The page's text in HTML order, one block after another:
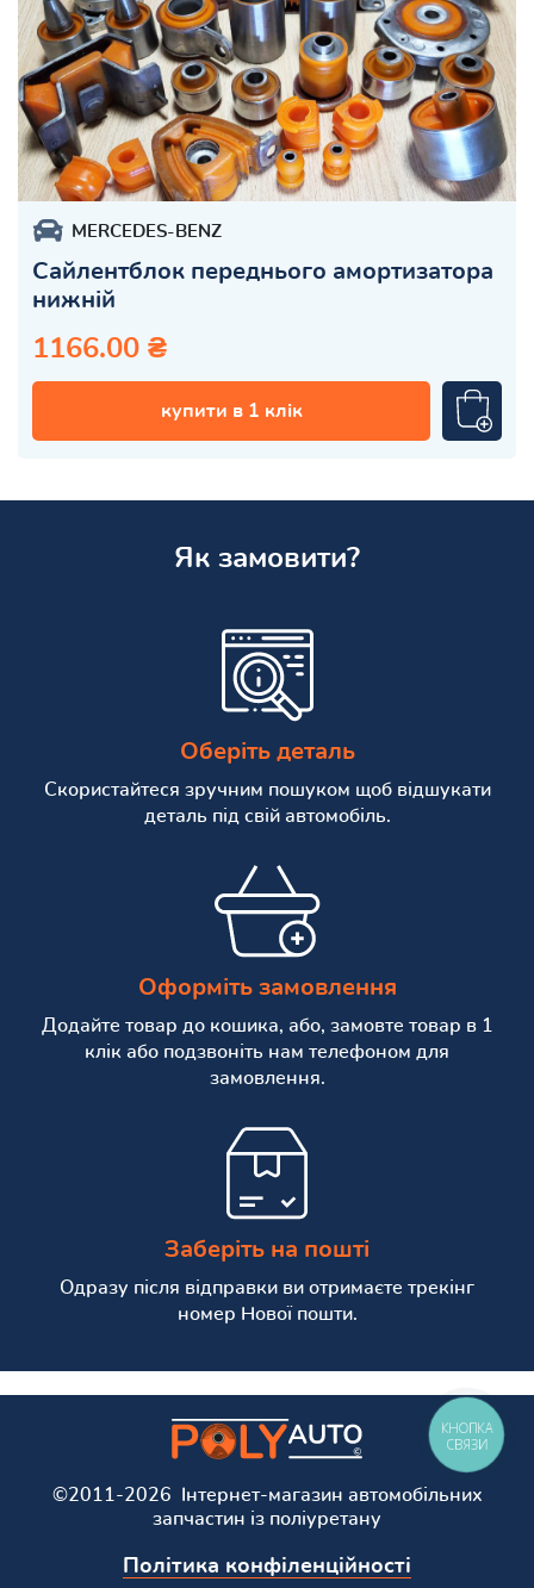
MERCEDES-BENZ
Сайлентблок переднього амортизатора
нижній
1166.00 ₴
купити в 1 клік
Як замовити?
Оберіть деталь
Скористайтеся зручним пошуком щоб відшукати
деталь під свій автомобіль.
Оформіть замовлення
Додайте товар до кошика, або, замовте товар в 1
клік або подзвоніть нам телефоном для
замовлення.
Заберіть на пошті
Одразу після відправки ви отримаєте трекінг
номер Нової пошти.
©2011-2026 Інтернет-магазин автомобільних
запчастин із поліуретану
Політика конфіленційності
КНОПКА
СВЯЗИ